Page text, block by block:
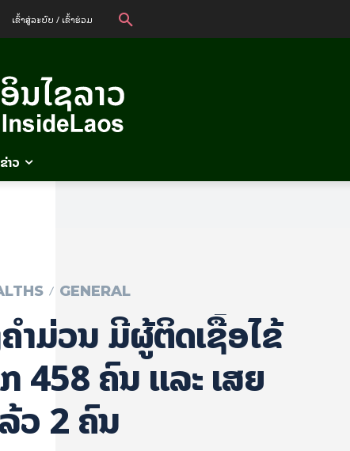
ເຂົ້າ​ສູ່​ລະ​ບົບ / ເຂົ້າ​ຮ່ວມ
ວ
GENERAL
ຳມ່ວນ ມີຜູ້ຕິດເຊື້ອໄຂ້
458 ຄົນ ແລະ ເສຍ
ວ 2 ຄົນ